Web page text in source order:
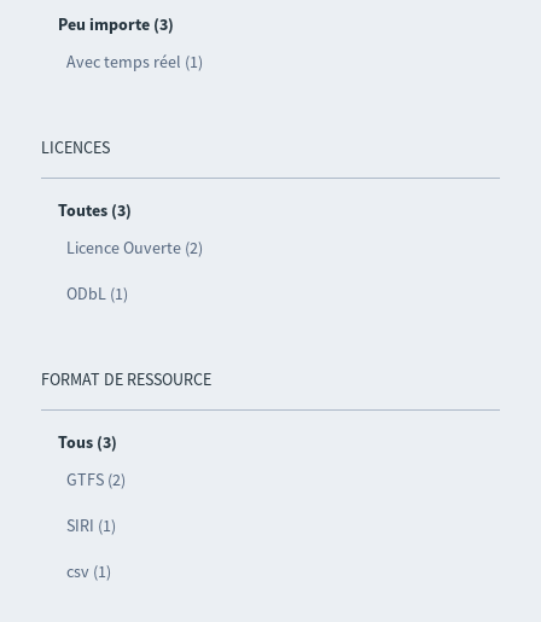
Peu importe (3)
Avec temps réel (1)
LICENCES
Toutes (3)
Licence Ouverte (2)
ODbL (1)
FORMAT DE RESSOURCE
Tous (3)
GTFS (2)
SIRI (1)
csv (1)